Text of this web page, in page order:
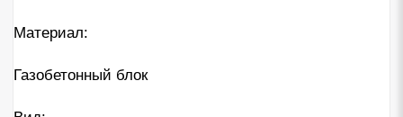
Материал:
Газобетонный блок